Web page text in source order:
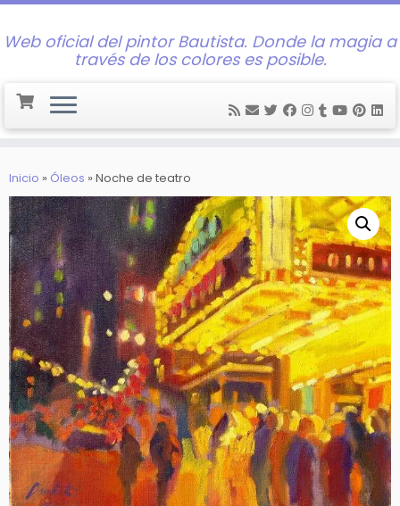
Web oficial del pintor Bautista. Donde la magia a
través de los colores es posible.
Inicio » Óleos » Noche de teatro